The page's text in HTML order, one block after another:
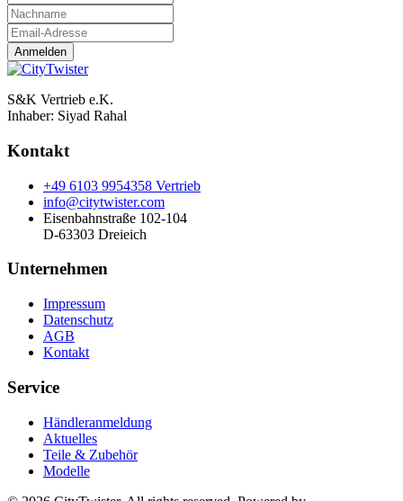
Anmelden
S&K Vertrieb e.K.
Inhaber: Siyad Rahal
Kontakt
+49 6103 9954358 Vertrieb
info@citytwister.com
Eisenbahnstraße 102-104
D-63303 Dreieich
Unternehmen
Impressum
Datenschutz
AGB
Kontakt
Service
Händleranmeldung
Aktuelles
Teile & Zubehör
Modelle